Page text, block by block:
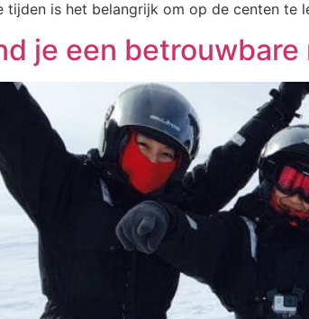
tijden is het belangrijk om op de centen te
je een